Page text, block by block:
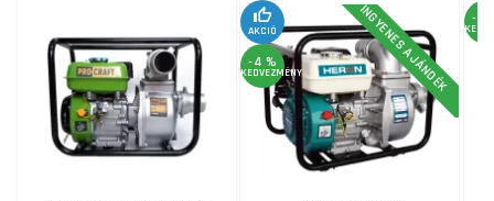
AKCIÓ
-4 %
KEDVEZMÉNY INGYENES AJÁNDÉK -4